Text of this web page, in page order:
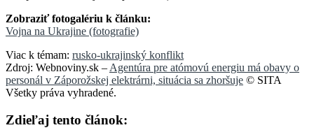
Zobraziť fotogalériu k článku:
Vojna na Ukrajine (fotografie)
Viac k témam: rusko-ukrajinský konflikt
Zdroj: Webnoviny.sk – Agentúra pre atómovú energiu má obavy o
personál v Záporožskej elektrárni, situácia sa zhoršuje © SITA
Všetky práva vyhradené.
Zdieľaj tento článok: